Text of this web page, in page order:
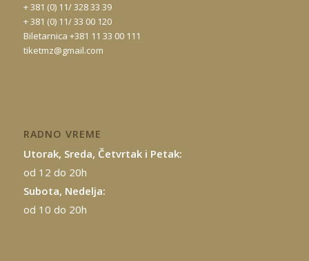
+ 381 (0) 11/ 328 33 39
+ 381 (0) 11/ 33 00 120
Biletarnica +381 11 33 00 111
tiketmz@gmail.com
RADNO VREME
Utorak, Sreda, Četvrtak i Petak:
od 12 do 20h
Subota, Nedelja:
od 10 do 20h